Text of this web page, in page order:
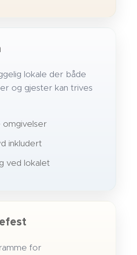
lokale der både
og gjester kan trives
omgivelser
inkludert
ved lokalet
for